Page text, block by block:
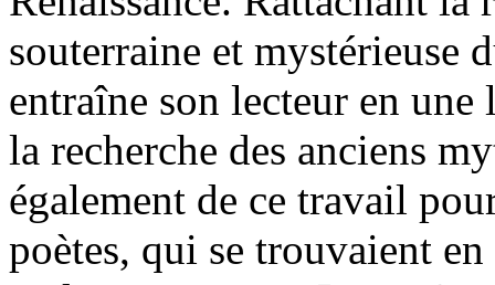
souterraine et mystérieuse
entraîne son lecteur en
la recherche des anciens
également de ce travail
poètes, qui se trouvaient en